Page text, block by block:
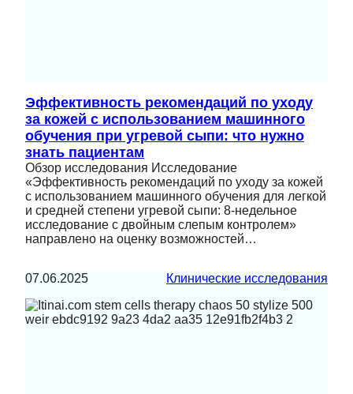
Эффективность рекомендаций по уходу
за кожей с использованием машинного
обучения при угревой сыпи: что нужно
знать пациентам
Обзор исследования Исследование
«Эффективность рекомендаций по уходу за кожей
с использованием машинного обучения для легкой
и средней степени угревой сыпи: 8-недельное
исследование с двойным слепым контролем»
направлено на оценку возможностей…
07.06.2025 Клинические исследования